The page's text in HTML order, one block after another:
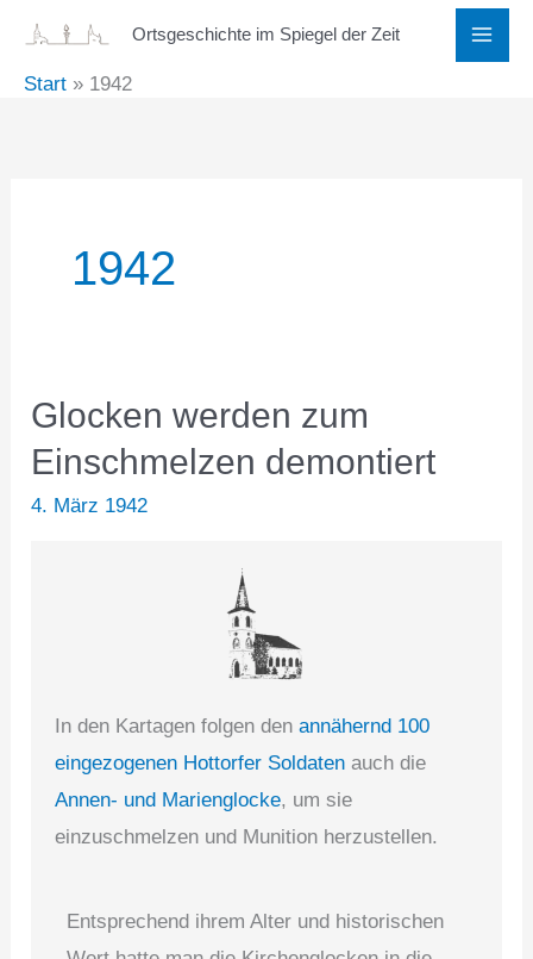
springen
Ortsgeschichte im Spiegel der Zeit
Start 1942
1942
Glocken werden zum
Einschmelzen demontiert
4. März 1942
In den Kartagen folgen denannähernd 100
eingezogenen Hottorfer Soldaten auch die
Annen- und Marienglocke, um sie
einzuschmelzen und Munition herzustellen.
Entsprechend ihrem Alter und historischen